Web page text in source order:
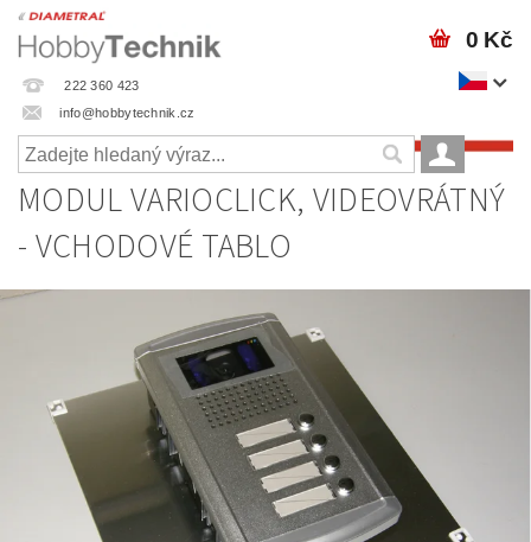
222 360 423
info@hobbytechnik.cz
0 Kč
MODUL VARIOCLICK, VIDEOVRÁTNÝ
- VCHODOVÉ TABLO